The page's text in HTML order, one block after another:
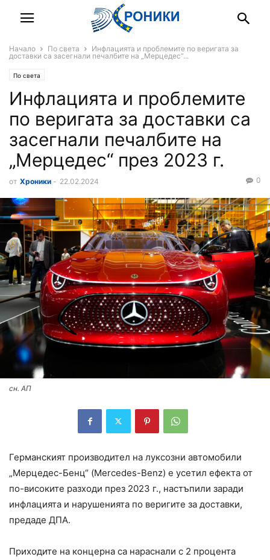
Начало По света
Инфлацията и проблемите по веригата за
доставки са засегнали печалбите на „Мерцедес“...
По света
Инфлацията и проблемите
по веригата за доставки са
засегнали печалбите на
„Мерцедес“ през 2023 г.
от Хроники - 22.02.2024 0
сн. АП
Германският производител на луксозни автомобили
„Мерцедес-Бенц“ (Mercedes-Benz) е усетил ефекта от
по-високите разходи през 2023 г., настъпили заради
инфлацията и нарушенията по веригите за доставки,
предаде ДПА.
Приходите на концерна са нараснали с 2 процента